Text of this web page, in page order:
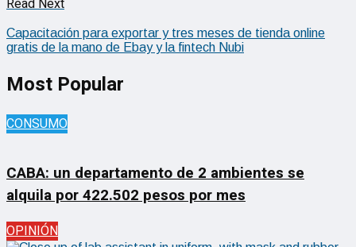
Read Next
Capacitación para exportar y tres meses de tienda online
gratis de la mano de Ebay y la fintech Nubi
Most Popular
CONSUMO
CABA: un departamento de 2 ambientes se
alquila por 422.502 pesos por mes
OPINIÓN